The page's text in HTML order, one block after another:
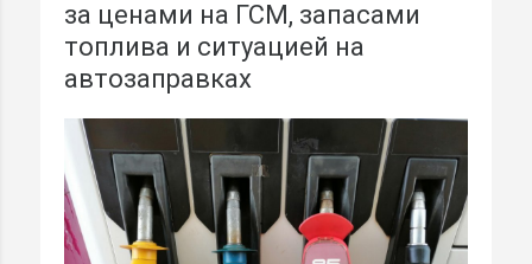
за ценами на ГСМ, запасами
топлива и ситуацией на
автозаправках